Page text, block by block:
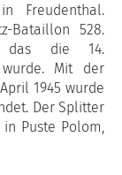
Freudenthal.
Bataillon 528.
das die 14.
wurde. Mit der
1945 wurde
Der Splitter
Puste Polom,